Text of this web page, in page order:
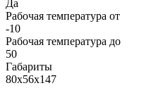
Да
Рабочая температура от
-10
Рабочая температура до
50
Габариты
80х56х147